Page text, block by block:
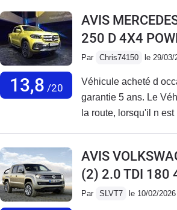
cul à vide , et sous la
siège conducteur
peu ridicules mais
13,8 /20
AVIS
250 D 4X4
Par Chris74150 le 29/03/
Véhicule acheté d
garantie 5 ans. Le
la route, lorsqu'il n
AVIS
(2) 2.0 TDI 180
Par SLVT7 le 10/02/2026